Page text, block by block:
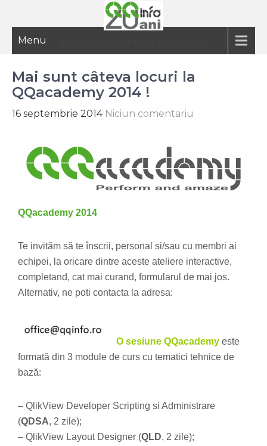
Menu
Mai sunt câteva locuri la
QQacademy 2014 !
16 septembrie 2014 Niciun comentariu
QQacademy 2014
Te invităm să te înscrii, personal si/sau cu membri ai
echipei, la oricare dintre aceste ateliere interactive,
completand, cat mai curand, formularul de mai jos.
Alternativ, ne poti contacta la adresa:
O sesiune QQacademy este
formată din 3 module de curs cu tematici tehnice de
bază:
– QlikView Developer Scripting si Administrare
(QDSA, 2 zile);
– QlikView Layout Designer (QLD, 2 zile);